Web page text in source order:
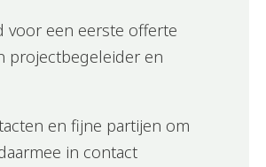
voor een eerste offerte
projectbegeleider en
en fijne partijen om
in contact